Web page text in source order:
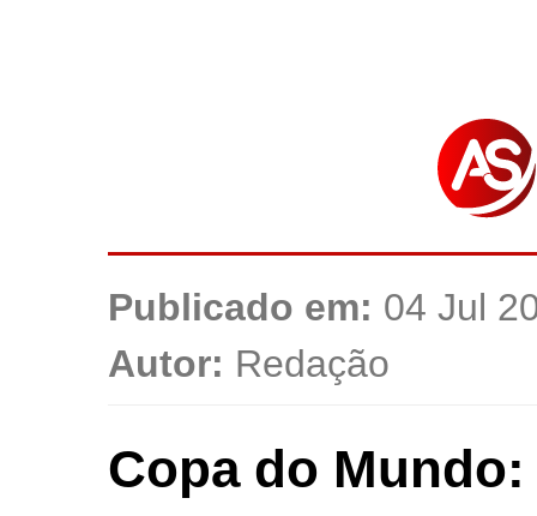
Publicado em: 04 Jul
Autor: Redação
Copa do